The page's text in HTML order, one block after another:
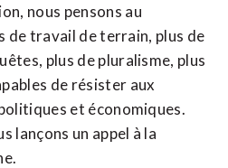
nous pensons au
de travail de terrain, plus de
plus de pluralisme, plus
de résister aux
et économiques.
lançons un appel à la